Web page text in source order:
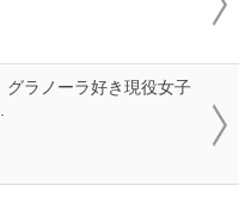
グラノーラ好き現役女子